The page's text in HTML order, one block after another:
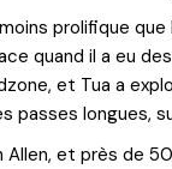
prolifique
quand il a eu
et Tua a
passes longues,
et près de